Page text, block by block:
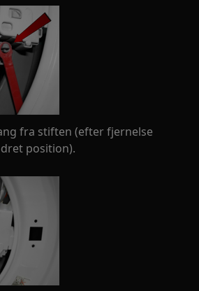
fra stiften (efter fjernelse
position).